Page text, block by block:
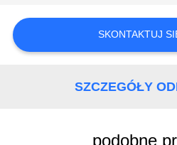
POPROSIĆ
O
SKONTAKTUJ
SZCZEGÓŁY
podobne